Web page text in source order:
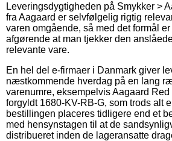
Leveringsdygtigheden på Smykker >
fra Aagaard er selvfølgelig rigtig
varen omgående, så med det formål
afgørende at man tjekker den
relevante vare.
En hel del e-firmaer i Danmark giver
næstkommende hverdag på en lang
varenumre, eksempelvis Aagaard
forgyldt 1680-KV-RB-G, som trods alt
bestillingen placeres tidligere end et
med hensynstagen til at de
distribueret inden de lageransatte